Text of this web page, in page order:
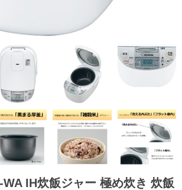
IH炊飯ジャー 極め炊き 炊飯